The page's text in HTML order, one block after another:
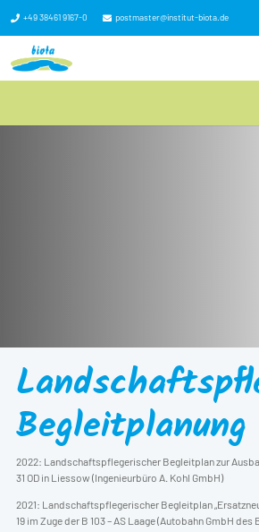
+49 38461 9167-0 postmaster@institut-biota.de
Begleitplanung
2022: Landschaftspflegerischer Begleitplan zur
31 OD in Liessow (Ingenieurbüro A. Kohl GmbH)
2021: Landschaftspflegerischer Begleitplan
19 im Zuge der B 103 – AS Laage (Autobahn GmbH